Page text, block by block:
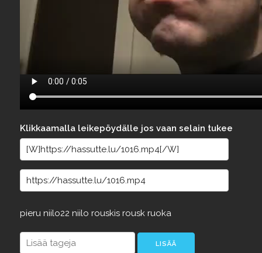
Klikkaamalla leikepöydälle jos vaan selain tukee
pieru niilo22 niilo rouskis rousk ruoka